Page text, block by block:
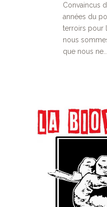
Convaincus
années du
terroirs pour
nous
que nous ne...